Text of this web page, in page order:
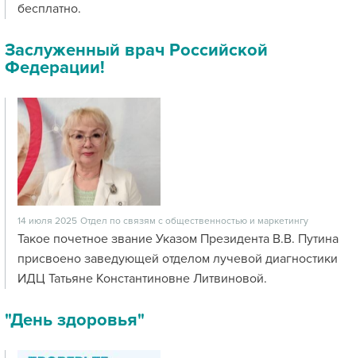
бесплатно.
Заслуженный врач Российской
Федерации!
14 июля 2025 Отдел по связям с общественностью и маркетингу
Такое почетное звание Указом Президента В.В. Путина
присвоено заведующей отделом лучевой диагностики
ИДЦ Татьяне Константиновне Литвиновой.
"День здоровья"